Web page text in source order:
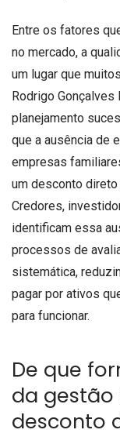
Entre os fatores
no mercado, a
um lugar que
Rodrigo
planejamento
que a ausência de
empresas
um desconto
Credores,
identificam essa
processos de
sistemática,
pagar por ativos
para funcionar.
De que
da
desconto